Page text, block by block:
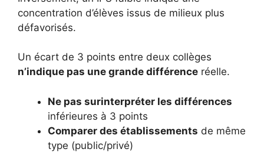
concentration d’élèves issus de milieux plus
défavorisés.
Un écart de 3 points entre deux collèges
n’indique pas une grande différence réelle.
Ne pas surinterpréter les différences
inférieures à 3 points
Comparer des établissements de même
type (public/privé)